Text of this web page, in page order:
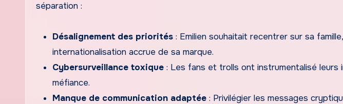
séparation :
Désalignement des priorités : Emilien souhaitait recentrer sur sa
internationalisation accrue de sa marque.
Cybersurveillance toxique : Les fans et trolls ont instrumentalisé leurs
méfiance.
Manque de communication adaptée : Privilégier les messages